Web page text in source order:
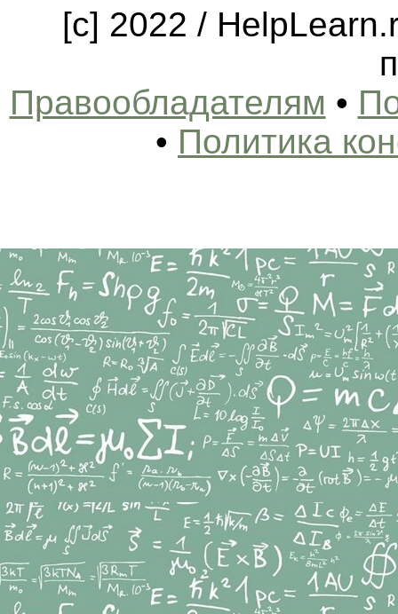
[c] 2022 /
Правообладателям •
• Политика